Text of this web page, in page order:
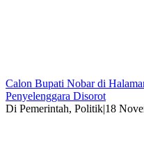
Calon Bupati Nobar di
Penyelenggara Disorot
Di Pemerintah, Politik|18